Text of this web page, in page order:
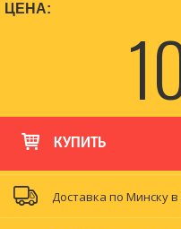
ЦЕНА:
КУПИТЬ
Доставка по Минску